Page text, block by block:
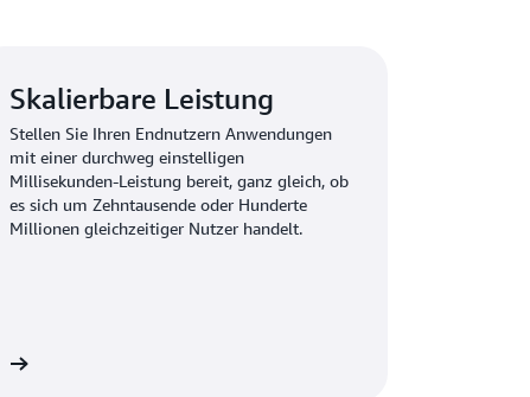
Skalierbare Leistung
Stellen Sie Ihren Endnutzern Anwendungen
mit einer durchweg einstelligen
Millisekunden-Leistung bereit, ganz gleich, ob
es sich um Zehntausende oder Hunderte
Millionen gleichzeitiger Nutzer handelt.